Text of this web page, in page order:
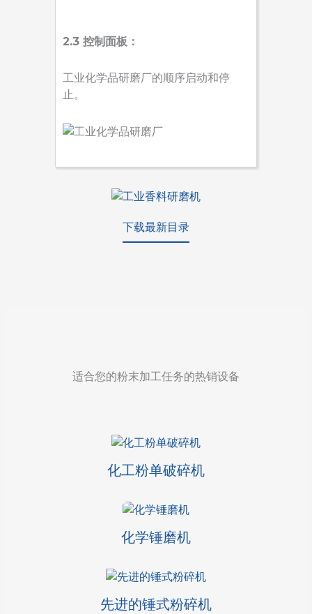
2.3 控制面板：
工业化学品研磨厂的顺序启动和停
止。
下载最新目录
适合您的粉末加工任务的热销设备
化工粉单破碎机
化学锤磨机
先进的锤式粉碎机